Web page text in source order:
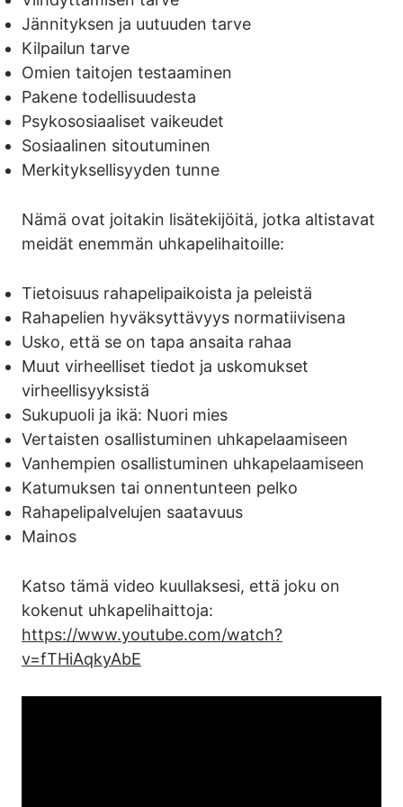
8. Uhkapelimainonnan vaikutus: Sosiaalinen media,
suora vs. epäsuora markkinointi
9. Vastuullisen pelaamisen käsite: Periaatteet, käytännöt
ja tukijärjestelmät
10. Resilienssin vahvistaminen: Psykososiaalisten taitojen
kehittäminen uhkapelaamisen haittojen ehkäisemiseksi
12. Vapaaehtoistyö ja kampanjointi: Vaikuttaminen
uhkapelaamisen haittojen ehkäisyssä
13. Viestinnän hallinta: Kuinka esittää ideoita ja rakentaa
vakuuttavia argumentteja
Jännityksen ja uutuuden tarve
Kilpailun tarve
Omien taitojen testaaminen
Pakene todellisuudesta
Psykososiaaliset vaikeudet
Sosiaalinen sitoutuminen
Merkityksellisyyden tunne
Nämä ovat joitakin lisätekijöitä, jotka altistavat
meidät enemmän uhkapelihaitoille:
Tietoisuus rahapelipaikoista ja peleistä
Rahapelien hyväksyttävyys normatiivisena
Usko, että se on tapa ansaita rahaa
Muut virheelliset tiedot ja uskomukset
virheellisyyksistä
Sukupuoli ja ikä: Nuori mies
Vertaisten osallistuminen uhkapelaamiseen
Vanhempien osallistuminen uhkapelaamiseen
Katumuksen tai onnentunteen pelko
Rahapelipalvelujen saatavuus
Mainos
Katso tämä video kuullaksesi, että joku on
kokenut uhkapelihaittoja:
https://www.youtube.com/watch?
v=fTHiAqkyAbE